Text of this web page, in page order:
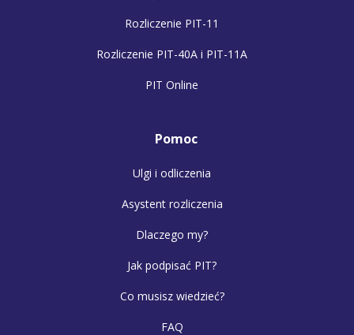
Rozliczenie PIT-11
Rozliczenie PIT-40A i PIT-11A
PIT Online
Pomoc
Ulgi i odliczenia
Asystent rozliczenia
Dlaczego my?
Jak podpisać PIT?
Co musisz wiedzieć?
FAQ